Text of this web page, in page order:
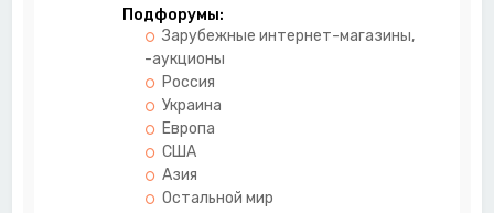
Подфорумы:
Зарубежные интернет-магазины,
-аукционы
Россия
Украина
Европа
США
Азия
Остальной мир